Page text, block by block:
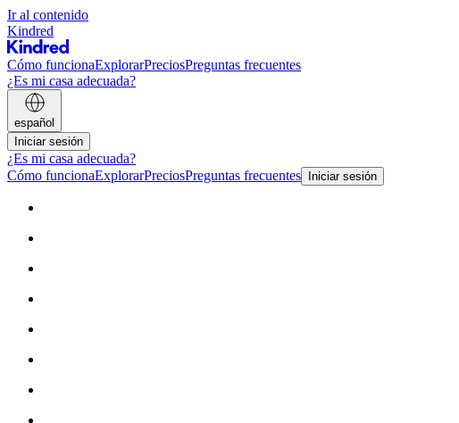
Ir al contenido
Kindred
Cómo funcionaExplorarPreciosPreguntas frecuentes
¿Es mi casa adecuada?
español
Iniciar sesión
¿Es mi casa adecuada?
Cómo funcionaExplorarPreciosPreguntas frecuentes Iniciar sesión